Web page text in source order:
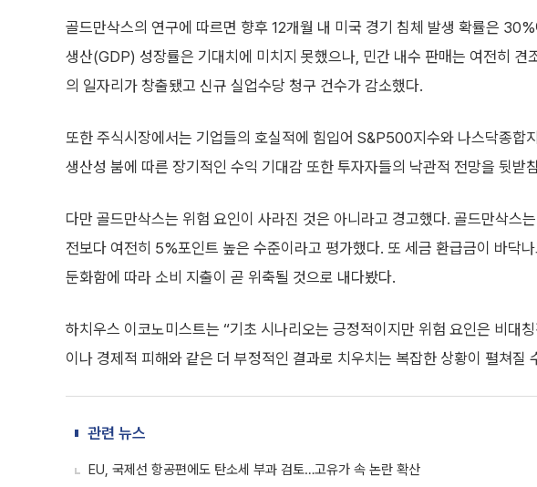
골드만삭스의 연구에 따르면 향후 12개월 내 미국 경기 침체 발생 확률은
생산(GDP) 성장률은 기대치에 미치지 못했으나, 민간 내수 판매는 여전히
의 일자리가 창출됐고 신규 실업수당 청구 건수가 감소했다.
또한 주식시장에서는 기업들의 호실적에 힘입어 S&P500지수와 나스닥종합
생산성 붐에 따른 장기적인 수익 기대감 또한 투자자들의 낙관적 전망을 뒷받
다만 골드만삭스는 위험 요인이 사라진 것은 아니라고 경고했다. 골드만삭스
전보다 여전히 5%포인트 높은 수준이라고 평가했다. 또 세금 환급금이 바닥
둔화함에 따라 소비 지출이 곧 위축될 것으로 내다봤다.
하치우스 이코노미스트는 “기초 시나리오는 긍정적이지만 위험 요인은 비대
이나 경제적 피해와 같은 더 부정적인 결과로 치우치는 복잡한 상황이 펼쳐질
관련 뉴스
EU, 국제선 항공편에도 탄소세 부과 검토…고유가 속 논란 확산